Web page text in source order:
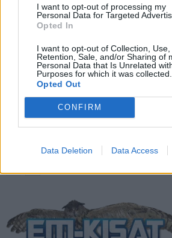
I want to opt-out of processing my
Personal Data for Targeted
Opted In
I want to opt-out of Collection, Use,
Retention, Sale, and/or Sharing of
Personal Data that Is Unrelated
Purposes for which it was collected.
Opted Out
CONFIRM
Data Deletion Data Access
14.7. klo 22:00
Vihje EM-kisoihin:
10.7. klo 22:00
Vihje EM-kisoihin: